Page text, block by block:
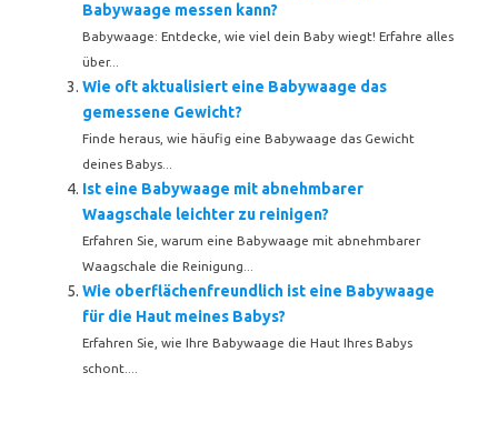
Babywaage messen kann?
Babywaage: Entdecke, wie viel dein Baby wiegt! Erfahre alles
über...
Wie oft aktualisiert eine Babywaage das
gemessene Gewicht?
Finde heraus, wie häufig eine Babywaage das Gewicht
deines Babys...
Ist eine Babywaage mit abnehmbarer
Waagschale leichter zu reinigen?
Erfahren Sie, warum eine Babywaage mit abnehmbarer
Waagschale die Reinigung...
Wie oberflächenfreundlich ist eine Babywaage
für die Haut meines Babys?
Erfahren Sie, wie Ihre Babywaage die Haut Ihres Babys
schont....